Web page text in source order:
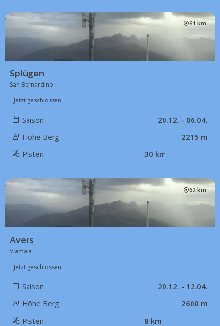
61 km
Splügen
San Bernardino
Jetzt geschlossen
Saison
20.12. - 06.04.
Höhe Berg
2215 m
Pisten
30 km
62 km
Avers
Viamala
Jetzt geschlossen
Saison
20.12. - 12.04.
Höhe Berg
2600 m
Pisten
8 km